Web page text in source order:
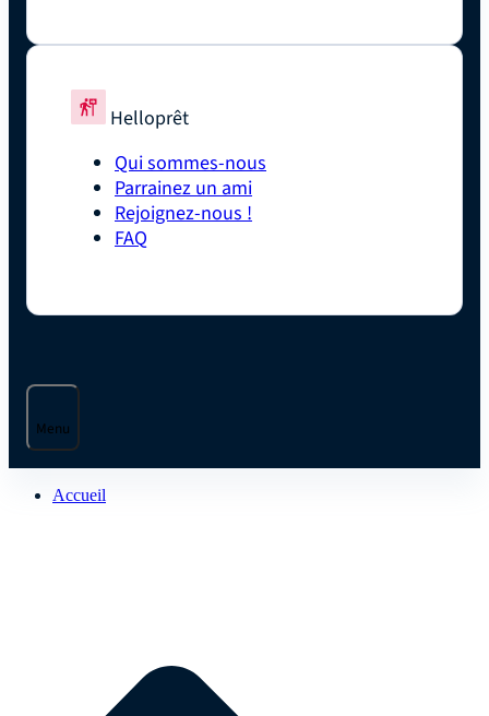
Helloprêt
Qui sommes-nous
Parrainez un ami
Rejoignez-nous !
FAQ
Menu
Accueil